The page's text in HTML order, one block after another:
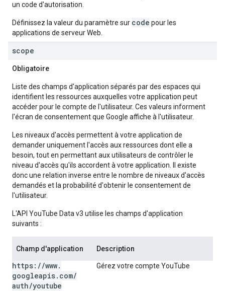
un code d'autorisation.
Définissez la valeur du paramètre sur code pour les
applications de serveur Web.
scope
Obligatoire
Liste des champs d'application séparés par des espaces qui
identifient les ressources auxquelles votre application peut
accéder pour le compte de l'utilisateur. Ces valeurs informent
l'écran de consentement que Google affiche à l'utilisateur.
Les niveaux d'accès permettent à votre application de
demander uniquement l'accès aux ressources dont elle a
besoin, tout en permettant aux utilisateurs de contrôler le
niveau d'accès qu'ils accordent à votre application. Il existe
donc une relation inverse entre le nombre de niveaux d'accès
demandés et la probabilité d'obtenir le consentement de
l'utilisateur.
L'API YouTube Data v3 utilise les champs d'application
suivants :
Champ d'application Description
https: //www.
googleapis. com/
auth/youtube
Gérez votre compte YouTube